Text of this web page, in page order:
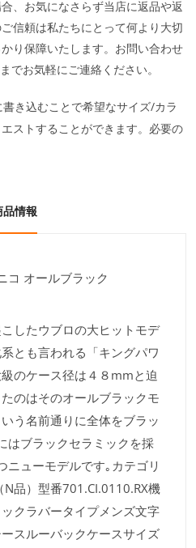
、お気になさらず当店に返品や返
信頼は私たちにとって何より大切
り保障いたします。お問い合わせ
までお気軽にご連絡ください。
き込むことで希望なサイズ/カラ
ストすることができます。必要の
品情報
コ オールブラック
したウブロの大ヒットモデ
とも言われる「キングパワ
のケース径は４８mmと迫
のはそのオールブラックモ
う名前通りに全体をブラッ
はブラックセラミックを採
ニューモデルです｡カテゴリ
品）型番701.CI.0110.RX機
クラバータイプメンズ文字
スルーバックケースサイズ